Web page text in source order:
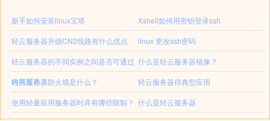
新手如何安装linux宝塔
Xshell如何用密钥登录ssh
轻云服务器升级CN2线路有什么优点
linux 更改ssh密码
轻云服务器的不同实例之间是否可通过
内网互访？
什么是轻云服务器镜像？
轻云服务器防火墙是什么？
轻云服务器得典型应用
使用轻量应用服务器时具有哪些限制？ 什么是轻云服务器